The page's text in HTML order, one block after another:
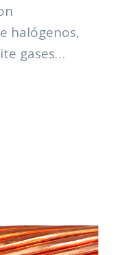
halógenos,
gases